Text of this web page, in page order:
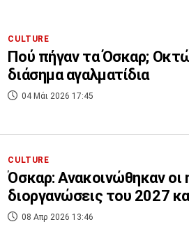
CULTURE
Πού πήγαν τα Όσκαρ;
διάσημα αγαλματίδια
04 Μάι 2026 17:45
CULTURE
Όσκαρ: Ανακοινώθηκαν οι
διοργανώσεις του 2027
08 Απρ 2026 13:46